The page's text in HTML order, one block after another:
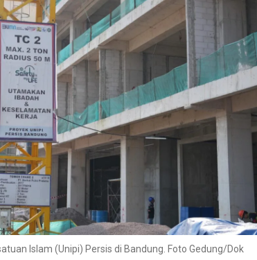
Islam (Unipi) Persis di Bandung. Foto Gedung/Dok